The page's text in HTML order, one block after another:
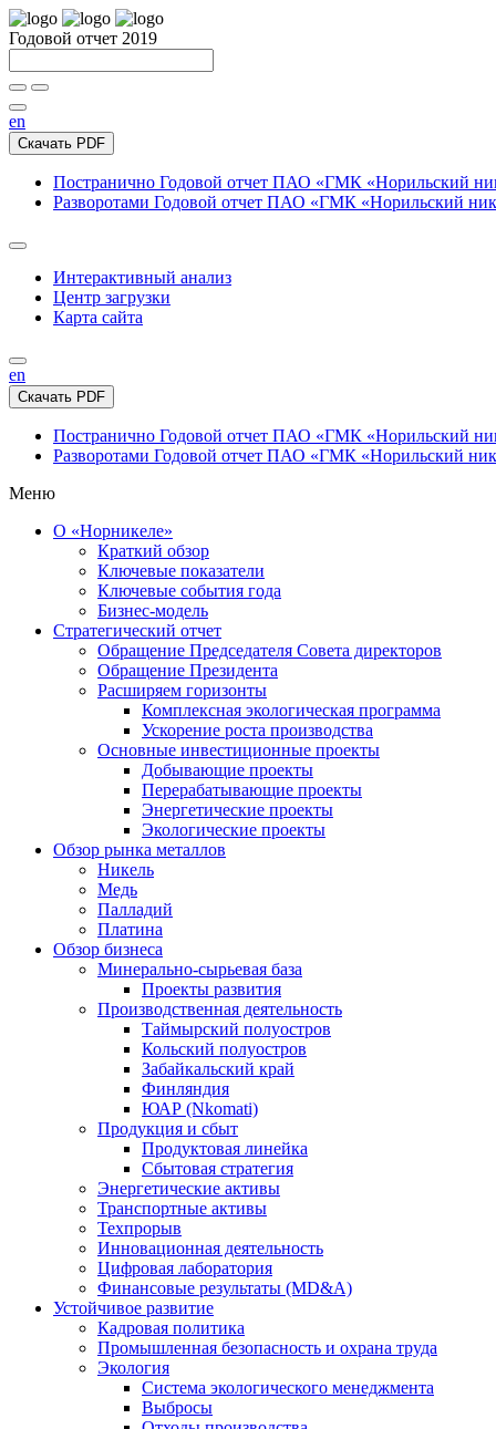
Годовой отчет 2019
en
Скачать PDF
Постранично Годовой отчет ПАО «ГМК «Норильский
Разворотами Годовой отчет ПАО «ГМК «Норильский
Интерактивный анализ
Центр загрузки
Карта сайта
en
Скачать PDF
Постранично Годовой отчет ПАО «ГМК «Норильский
Разворотами Годовой отчет ПАО «ГМК «Норильский
Меню
О «Норникеле»
Краткий обзор
Ключевые показатели
Ключевые события года
Бизнес-модель
Стратегический отчет
Обращение Председателя Совета директоров
Обращение Президента
Расширяем горизонты
Комплексная экологическая программа
Ускорение роста производства
Основные инвестиционные проекты
Добывающие проекты
Перерабатывающие проекты
Энергетические проекты
Экологические проекты
Обзор рынка металлов
Никель
Медь
Палладий
Платина
Обзор бизнеса
Минерально-сырьевая база
Проекты развития
Производственная деятельность
Таймырский полуостров
Кольский полуостров
Забайкальский край
Финляндия
ЮАР (Nkomati)
Продукция и сбыт
Продуктовая линейка
Сбытовая стратегия
Энергетические активы
Транспортные активы
Техпрорыв
Инновационная деятельность
Цифровая лаборатория
Финансовые результаты (MD&A)
Устойчивое развитие
Кадровая политика
Промышленная безопасность и охрана труда
Экология
Система экологического менеджмента
Выбросы